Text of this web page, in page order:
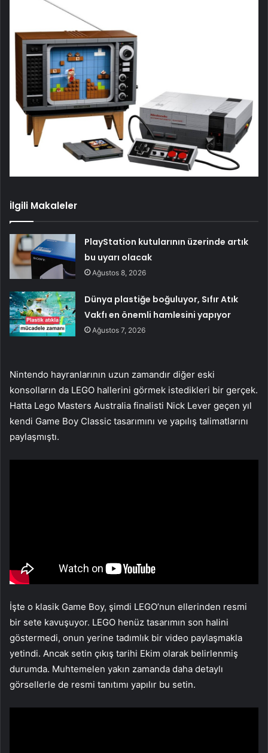
İlgili Makaleler
PlayStation kutularının üzerinde artık
bu uyarı olacak
Ağustos 8, 2026
Dünya plastiğe boğuluyor, Sıfır Atık
Vakfı en önemli hamlesini yapıyor
Ağustos 7, 2026
Nintendo hayranlarının uzun zamandır diğer eski
konsolların da LEGO hallerini görmek istedikleri bir gerçek.
Hatta Lego Masters Australia finalisti Nick Lever geçen yıl
kendi Game Boy Classic tasarımını ve yapılış talimatlarını
paylaşmıştı.
İşte o klasik Game Boy, şimdi LEGO’nun ellerinden resmi
bir sete kavuşuyor. LEGO henüz tasarımın son halini
göstermedi, onun yerine tadımlık bir video paylaşmakla
yetindi. Ancak setin çıkış tarihi Ekim olarak belirlenmiş
durumda. Muhtemelen yakın zamanda daha detaylı
görsellerle de resmi tanıtımı yapılır bu setin.